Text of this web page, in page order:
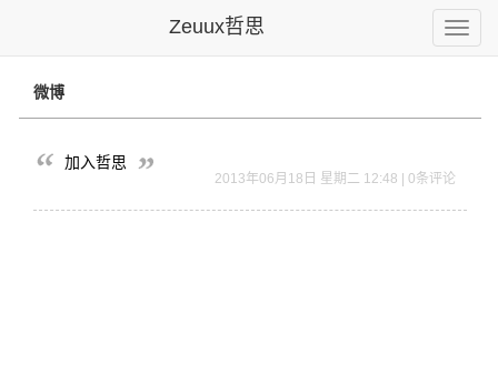
Toggle
Zeuux哲思
微博
加入哲思
2013年06月18日 星期二 12:48 | 0条评论